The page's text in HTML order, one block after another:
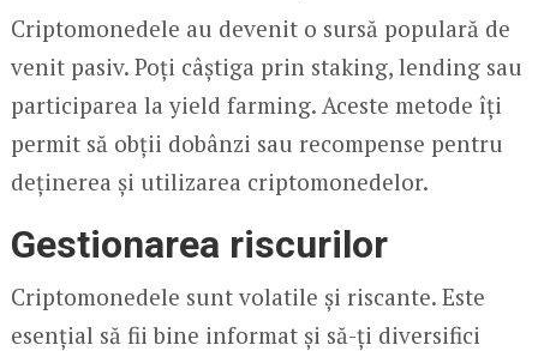
Criptomonedele au devenit o sursă populară de
venit pasiv. Poți câștiga prin staking, lending sau
participarea la yield farming. Aceste metode îți
permit să obții dobânzi sau recompense pentru
deținerea și utilizarea criptomonedelor.
Gestionarea riscurilor
Criptomonedele sunt volatile și riscante. Este
esențial să fii bine informat și să-ți diversifici